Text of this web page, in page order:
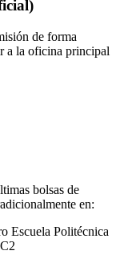
de forma
a la oficina principal
bolsas de
en:
Escuela Politécnica